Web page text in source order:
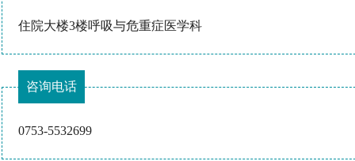
住院大楼3楼呼吸与危重症医学科
咨询电话
0753-5532699